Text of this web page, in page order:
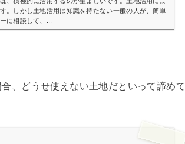
。しかし土地活用は知識を持たない一般の人が、簡単
に相談して、...
、どうせ使えない土地だといって諦めて